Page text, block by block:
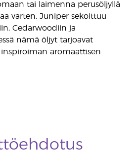
tai laimenna perusöljyllä
varten. Juniper sekoittuu
Cedarwoodiin ja
nämä öljyt tarjoavat
aromaattisen